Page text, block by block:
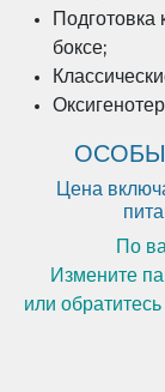
боксе;
Цена
По
Измените
или